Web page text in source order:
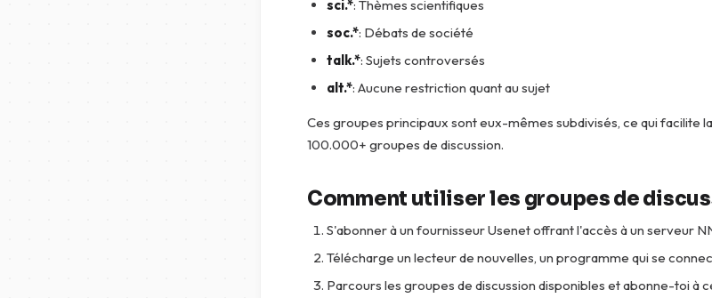
sci.*: Thèmes scientifiques
soc.*: Débats de société
talk.*: Sujets controversés
alt.*: Aucune restriction quant au sujet
Ces groupes principaux sont eux-mêmes subdivisés, ce qui facilite
100.000+ groupes de discussion.
Comment utiliser les groupes de
S'abonner à un fournisseur Usenet offrant l'accès à un serveur
Télécharge un lecteur de nouvelles, un programme qui se
Parcours les groupes de discussion disponibles et abonne-toi à